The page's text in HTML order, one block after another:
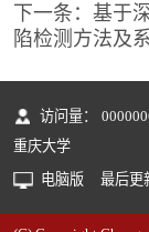
下一条： 基于
陷检测方法及
访问量：
重庆大学
电脑版
最后更